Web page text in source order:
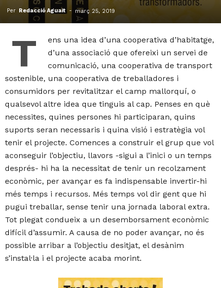
Per Redacció Aguait - març 25, 2019
T
ens una idea d’una cooperativa d’habitatge,
d’una associació que ofereixi un servei de
comunicació, una cooperativa de transport
sostenible, una cooperativa de treballadores i
consumidors per revitalitzar el camp mallorquí, o
qualsevol altre idea que tinguis al cap. Penses en què
necessites, quines persones hi participaran, quins
suports seran necessaris i quina visió i estratègia vol
tenir el projecte. Comences a construir el grup que vol
aconseguir l’objectiu, llavors -sigui a l’inici o un temps
després- hi ha la necessitat de tenir un recolzament
econòmic, per avançar es fa indispensable invertir-hi
més temps i recursos. Més temps vol dir gent que hi
pugui treballar, sense tenir una jornada laboral extra.
Tot plegat condueix a un desemborsament econòmic
difícil d’assumir. A causa de no poder avançar, no és
possible arribar a l’objectiu desitjat, el desànim
s’instal·la i el projecte acaba morint.